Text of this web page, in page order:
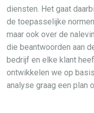
diensten. Het gaat
de toepasselijke
maar ook over de
die beantwoorden aan
bedrijf en elke klant
ontwikkelen we op
analyse graag een plan